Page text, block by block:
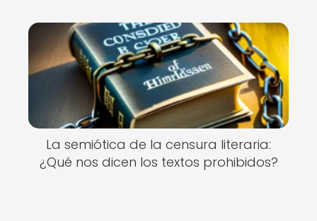
La semiótica de la censura literaria:
¿Qué nos dicen los textos prohibidos?